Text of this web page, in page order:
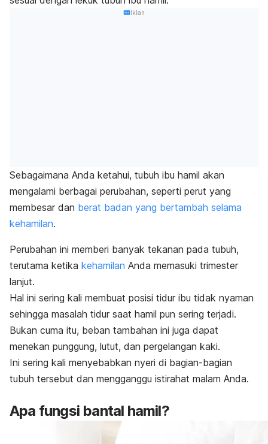
Iklan
Sebagaimana Anda ketahui, tubuh ibu hamil akan
mengalami berbagai perubahan, seperti perut yang
membesar dan berat badan yang bertambah selama
kehamilan.
Perubahan ini memberi banyak tekanan pada tubuh,
terutama ketika kehamilan Anda memasuki trimester
lanjut.
Hal ini sering kali membuat posisi tidur ibu tidak nyaman
sehingga masalah tidur saat hamil pun sering terjadi.
Bukan cuma itu, beban tambahan ini juga dapat
menekan punggung, lutut, dan pergelangan kaki.
Ini sering kali menyebabkan nyeri di bagian-bagian
tubuh tersebut dan mengganggu istirahat malam Anda.
Apa fungsi bantal hamil?